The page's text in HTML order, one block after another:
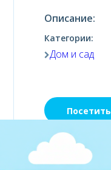
Описание:
Категории:
Дом и сад